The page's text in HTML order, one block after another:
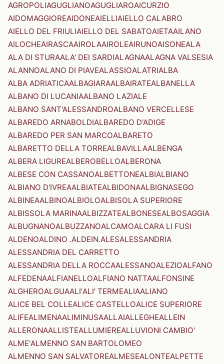
AGROPOLIAGUGLIANOAGUGLIAROAICURZIO
AIDOMAGGIOREAIDONEAIELLIAIELLO CALABRO
AIELLO DEL FRIULIAIELLO DEL SABATOAIETAAILANO
AILOCHEAIRASCAAIROLAAIROLEAIRUNOAISONEALA
ALA DI STURAALA' DEI SARDIALAGNAALAGNA VALSESIA
ALANNOALANO DI PIAVEALASSIOALATRIALBA
ALBA ADRIATICAALBAGIARAALBAIRATEALBANELLA
ALBANO DI LUCANIAALBANO LAZIALE
ALBANO SANT'ALESSANDROALBANO VERCELLESE
ALBAREDO ARNABOLDIALBAREDO D'ADIGE
ALBAREDO PER SAN MARCOALBARETO
ALBARETTO DELLA TORREALBAVILLAALBENGA
ALBERA LIGUREALBEROBELLOALBERONA
ALBESE CON CASSANOALBETTONEALBIALBIANO
ALBIANO D'IVREAALBIATEALBIDONAALBIGNASEGO
ALBINEAALBINOALBIOLOALBISOLA SUPERIORE
ALBISSOLA MARINAALBIZZATEALBONESEALBOSAGGIA
ALBUGNANOALBUZZANOALCAMOALCARA LI FUSI
ALDENOALDINO .ALDEIN.ALESALESSANDRIA
ALESSANDRIA DEL CARRETTO
ALESSANDRIA DELLA ROCCAALESSANOALEZIOALFANO
ALFEDENAALFIANELLOALFIANO NATTAALFONSINE
ALGHEROALGUAALI'ALI' TERMEALIAALIANO
ALICE BEL COLLEALICE CASTELLOALICE SUPERIORE
ALIFEALIMENAALIMINUSAALLAIALLEGHEALLEIN
ALLERONAALLISTEALLUMIEREALLUVIONI CAMBIO'
ALME'ALMENNO SAN BARTOLOMEO
ALMENNO SAN SALVATOREALMESEALONTEALPETTE